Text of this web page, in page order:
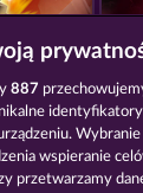
PLAY
887
wspieranie
przetwarzamy